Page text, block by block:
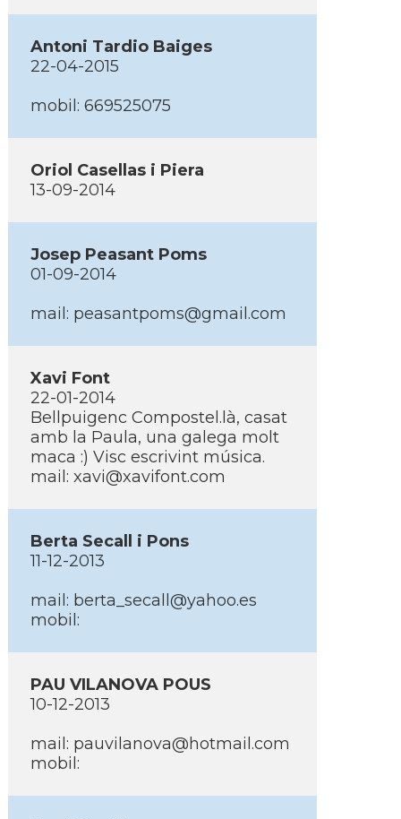
Antoni Tardio Baiges
22-04-2015
mobil: 669525075
Oriol Casellas i Piera
13-09-2014
Josep Peasant Poms
01-09-2014
mail: peasantpoms@gmail.com
Xavi Font
22-01-2014
Bellpuigenc Compostel.là, casat
amb la Paula, una galega molt
maca :) Visc escrivint música.
mail: xavi@xavifont.com
Berta Secall i Pons
11-12-2013
mail: berta_secall@yahoo.es
mobil:
PAU VILANOVA POUS
10-12-2013
mail: pauvilanova@hotmail.com
mobil: